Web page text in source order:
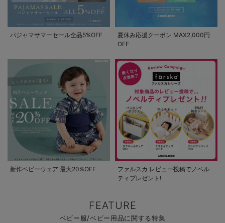
パジャマサマーセール全品5%OFF
夏休み応援クーポン MAX2,000円
OFF
新作ベビーウェア 最大20%OFF
ファルスカ レビュー投稿でノベル
ティプレゼント!
FEATURE
ベビー服/ベビー用品に関する特集